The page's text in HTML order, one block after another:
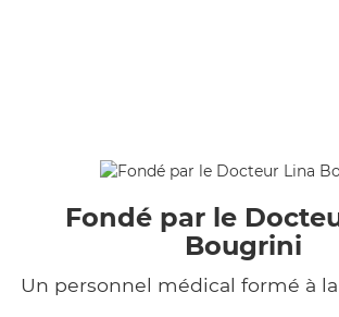
Fondé par le
Bougrini
Un personnel médical formé à